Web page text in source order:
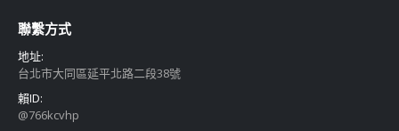
聯繫方式
地址:
台北市大同區延平北路二段38號
賴ID:
@766kcvhp